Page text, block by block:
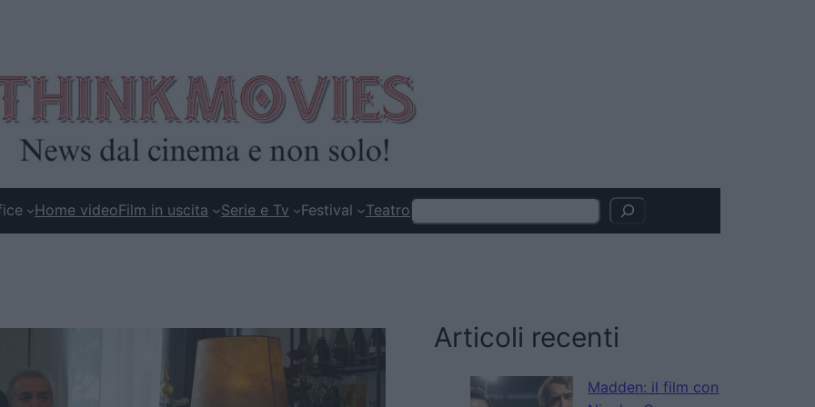
Home videoFilm in uscita Serie e Tv Festival TeatroSearch
Articoli recenti
Madden: il film con